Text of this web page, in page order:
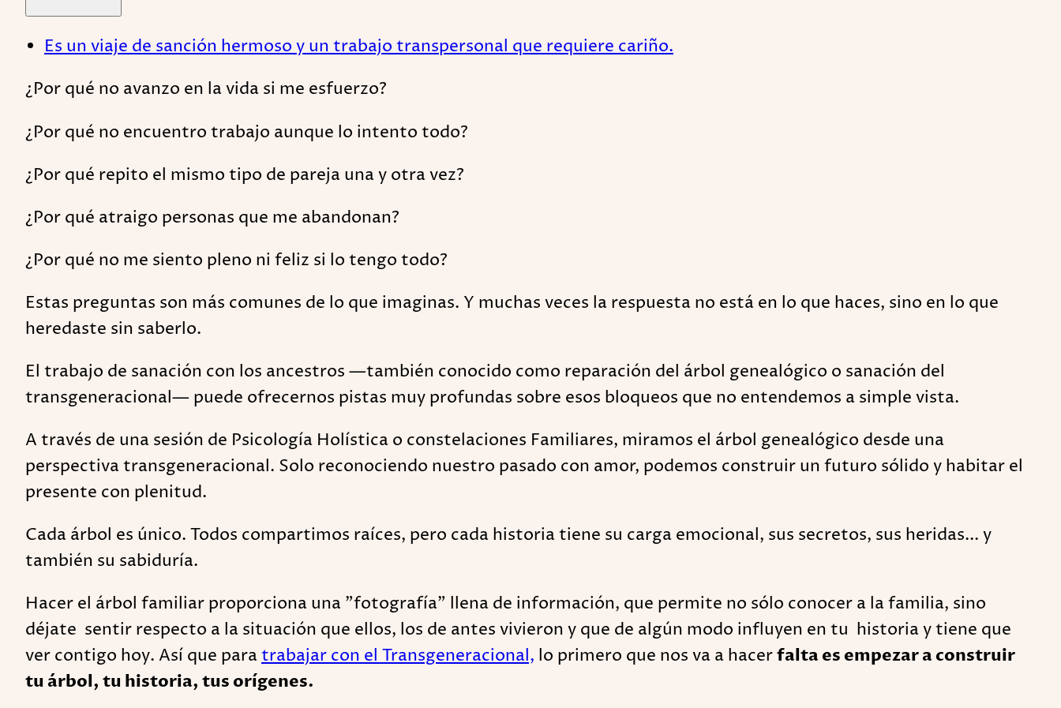
Es un viaje de sanción hermoso y un trabajo transpersonal que requiere cariño.
¿Por qué no avanzo en la vida si me esfuerzo?
¿Por qué no encuentro trabajo aunque lo intento todo?
¿Por qué repito el mismo tipo de pareja una y otra vez?
¿Por qué atraigo personas que me abandonan?
¿Por qué no me siento pleno ni feliz si lo tengo todo?
Estas preguntas son más comunes de lo que imaginas. Y muchas veces la respuesta no está en lo que haces, sino en lo que
heredaste sin saberlo.
El trabajo de sanación con los ancestros —también conocido como reparación del árbol genealógico o sanación del
transgeneracional— puede ofrecernos pistas muy profundas sobre esos bloqueos que no entendemos a simple vista.
A través de una sesión de Psicología Holística o constelaciones Familiares, miramos el árbol genealógico desde una
perspectiva transgeneracional. Solo reconociendo nuestro pasado con amor, podemos construir un futuro sólido y habitar el
presente con plenitud.
Cada árbol es único. Todos compartimos raíces, pero cada historia tiene su carga emocional, sus secretos, sus heridas... y
también su sabiduría.
Hacer el árbol familiar proporciona una "fotografía” llena de información, que permite no sólo conocer a la familia, sino
déjate sentir respecto a la situación que ellos, los de antes vivieron y que de algún modo influyen en tu historia y tiene que
ver contigo hoy. Así que paratrabajar con el Transgeneracional, lo primero que nos va a hacerfalta es empezar a construir
tu árbol, tu historia, tus orígenes.